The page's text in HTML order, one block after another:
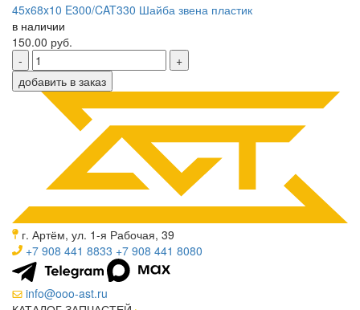
45x68x10 E300/CAT330 Шайба звена пластик
в наличии
150.00 руб.
-
+
добавить в заказ
г. Артём, ул. 1-я Рабочая, 39
+7 908 441 8833 +7 908 441 8080
info@ooo-ast.ru